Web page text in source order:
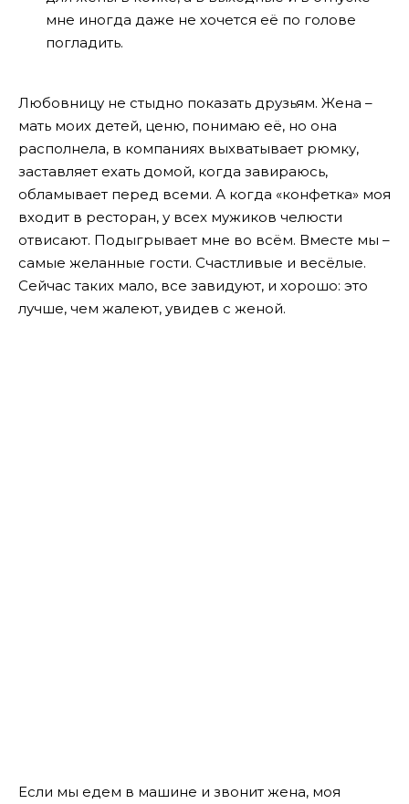
мне иногда даже не хочется её по голове
погладить.
Любовницу не стыдно показать друзьям. Жена –
мать моих детей, ценю, понимаю её, но она
располнела, в компаниях выхватывает рюмку,
заставляет ехать домой, когда завираюсь,
обламывает перед всеми. А когда «конфетка» моя
входит в ресторан, у всех мужиков челюсти
отвисают. Подыгрывает мне во всём. Вместе мы –
самые желанные гости. Счастливые и весёлые.
Сейчас таких мало, все завидуют, и хорошо: это
лучше, чем жалеют, увидев с женой.
Если мы едем в машине и звонит жена, моя